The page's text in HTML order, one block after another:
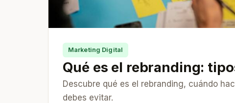
Marketing Digital
Qué es el rebranding:
Descubre qué es el rebranding, cuándo
debes evitar.